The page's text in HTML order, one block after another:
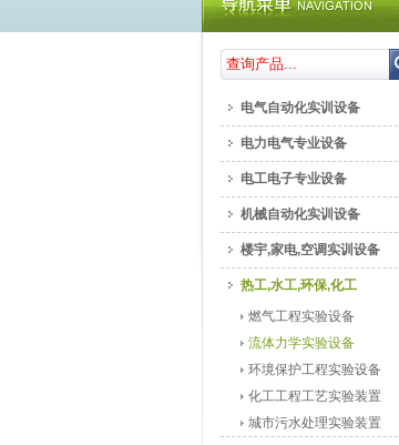
电气自动化实训设备
电力电气专业设备
电工电子专业设备
机械自动化实训设备
楼宇,家电,空调实训设备
热工,水工,环保,化工
燃气工程实验设备
流体力学实验设备
环境保护工程实验设备
化工工程工艺实验装置
城市污水处理实验装置